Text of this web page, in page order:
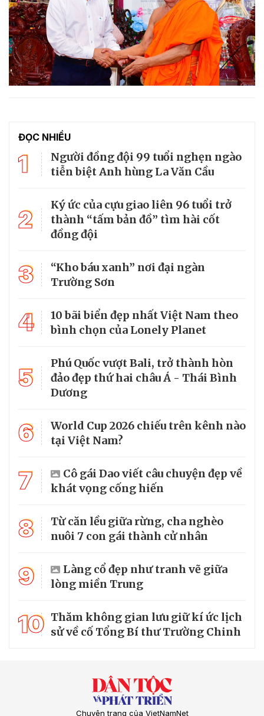
ĐỌC NHIỀU
1
Người đồng đội 99 tuổi nghẹn ngào
tiễn biệt Anh hùng La Văn Cầu
2
Ký ức của cựu giao liên 96 tuổi trở
thành “tấm bản đồ” tìm hài cốt
đồng đội
3
“Kho báu xanh” nơi đại ngàn
Trường Sơn
4
10 bãi biển đẹp nhất Việt Nam theo
bình chọn của Lonely Planet
5
Phú Quốc vượt Bali, trở thành hòn
đảo đẹp thứ hai châu Á - Thái Bình
Dương
6
World Cup 2026 chiếu trên kênh nào
tại Việt Nam?
7
Cô gái Dao viết câu chuyện đẹp về
khát vọng cống hiến
8
Từ căn lều giữa rừng, cha nghèo
nuôi 7 con gái thành cử nhân
9
Làng cổ đẹp như tranh vẽ giữa
lòng miền Trung
10 Thăm không gian lưu giữ kí ức lịch
sử về cố Tổng Bí thư Trường Chinh
Chuyên trang của VietNamNet